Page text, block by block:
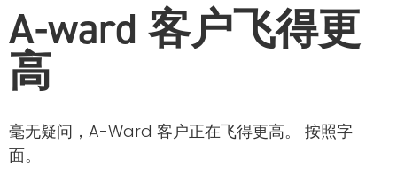
A-ward 客户飞得更
高
毫无疑问，A-Ward 客户正在飞得更高。 按照字
面。